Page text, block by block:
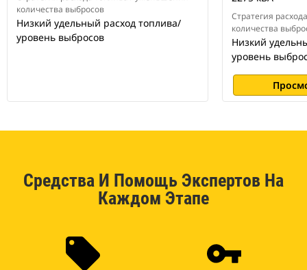
количества выбросов
Низкий удельный расход топлива/
уровень выбросов
Стратегия
количества
Низкий
уровень
Средства И Помощь Экспертов На
Каждом Этапе